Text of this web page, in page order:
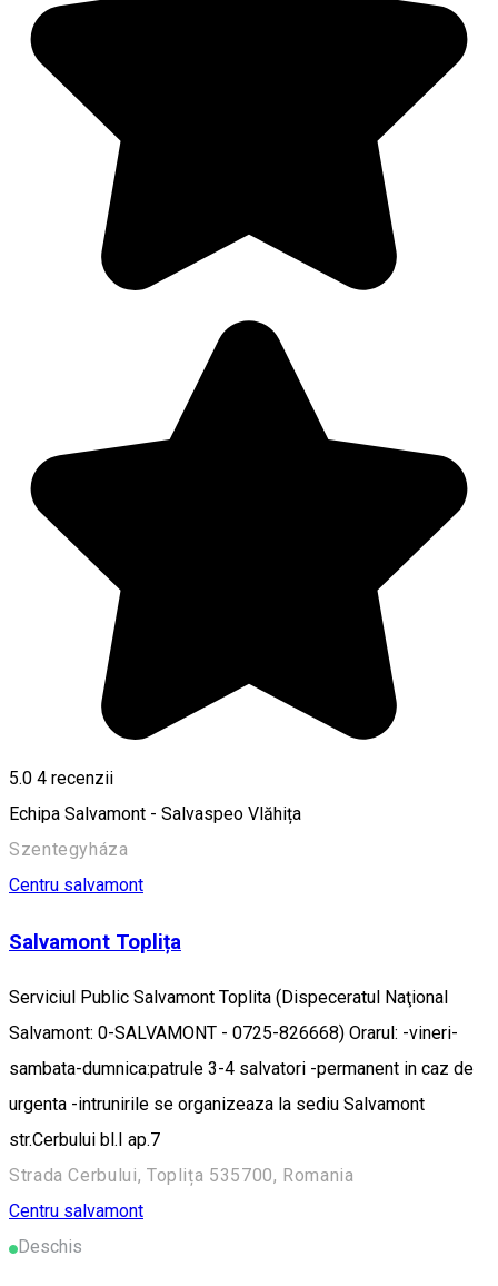
5.0 4 recenzii
Echipa Salvamont - Salvaspeo Vlăhița
Szentegyháza
Centru salvamont
Salvamont Toplița
Serviciul Public Salvamont Toplita (Dispeceratul Naţional
Salvamont: 0-SALVAMONT - 0725-826668) Orarul: -vineri-
sambata-dumnica:patrule 3-4 salvatori -permanent in caz de
urgenta -intrunirile se organizeaza la sediu Salvamont
str.Cerbului bl.I ap.7
Strada Cerbului, Toplița 535700, Romania
Centru salvamont
Deschis